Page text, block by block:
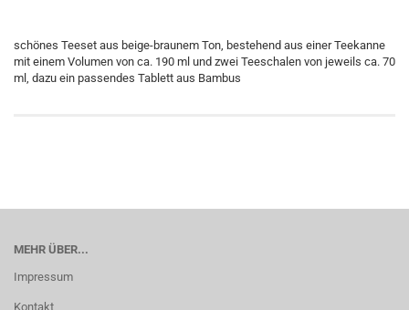
schönes Teeset aus beige-braunem Ton, bestehend aus einer Teekanne
mit einem Volumen von ca. 190 ml und zwei Teeschalen von jeweils ca. 70
ml, dazu ein passendes Tablett aus Bambus
MEHR ÜBER...
Impressum
Kontakt